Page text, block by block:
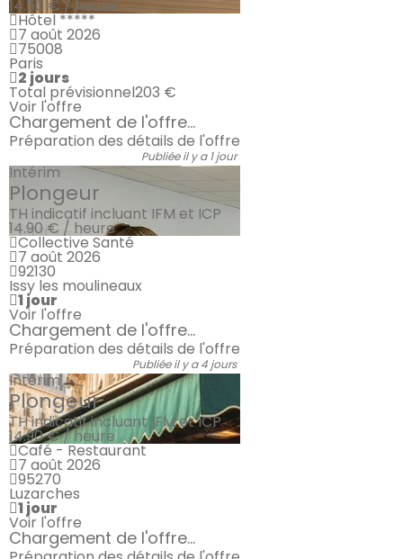
14.50 € / heure
Hôtel *****
7 août 2026
75008
Paris
2 jours
Total prévisionnel203 €
Voir l'offre
Chargement de l'offre...
Préparation des détails de l'offre
Publiée il y a 1 jour
Intérim
Plongeur
TH indicatif incluant IFM et ICP
14.90 € / heure
Collective Santé
7 août 2026
92130
Issy les moulineaux
1 jour
Voir l'offre
Chargement de l'offre...
Préparation des détails de l'offre
Publiée il y a 4 jours
Intérim
Plongeur
TH indicatif incluant IFM et ICP
14.90 € / heure
Café - Restaurant
7 août 2026
95270
Luzarches
1 jour
Voir l'offre
Chargement de l'offre...